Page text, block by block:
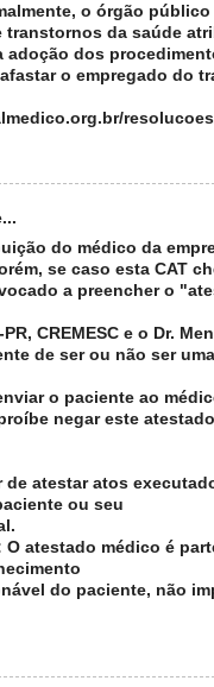
o órgão
transtornos da saúde
adoção dos
o empregado do
do médico da
se caso esta CAT
a preencher o
CREMESC e o Dr.
de ser ou não ser
o paciente ao
negar este
de atestar atos
ou seu
O atestado médico é
do paciente, não